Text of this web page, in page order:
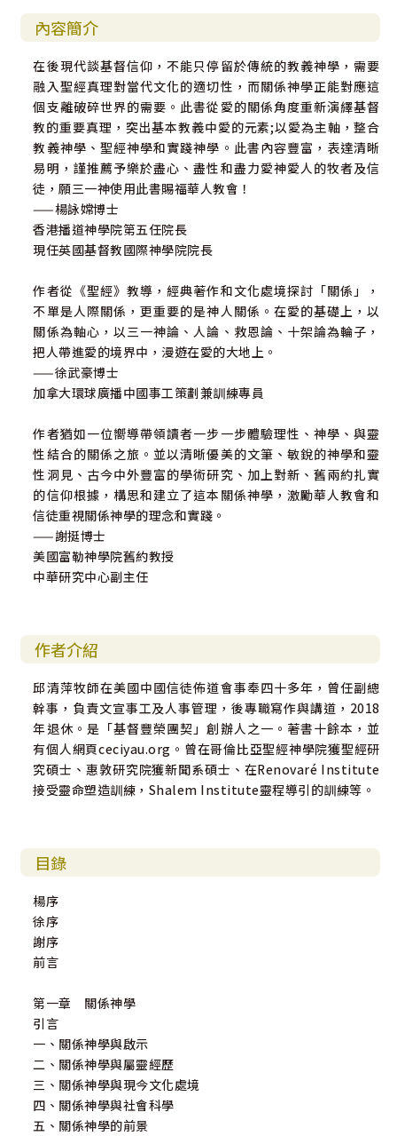
內容簡介
在後現代談基督信仰，不能只停留於傳統的教義神學，需要
融入聖經真理對當代文化的適切性，而關係神學正能對應這
個支離破碎世界的需要。此書從愛的關係角度重新演繹基督
教的重要真理，突出基本教義中愛的元素;以愛為主軸，整合
教義神學、聖經神學和實踐神學。此書內容豐富，表達清晰
易明，謹推薦予樂於盡心、盡性和盡力愛神愛人的牧者及信
徒，願三一神使用此書賜福華人教會！
——楊詠嫦博士
香港播道神學院第五任院長
現任英國基督教國際神學院院長
作者從《聖經》教導，經典著作和文化處境探討「關係」，
不單是人際關係，更重要的是神人關係。在愛的基礎上，以
關係為軸心，以三一神論、人論、救恩論、十架論為輪子，
把人帶進愛的境界中，漫遊在愛的大地上。
——徐武豪博士
加拿大環球廣播中國事工策劃兼訓練專員
作者猶如一位嚮導帶領讀者一步一步體驗理性、神學、與靈
性結合的關係之旅。並以清晰優美的文筆、敏銳的神學和靈
性洞見、古今中外豐富的學術研究、加上對新、舊兩約扎實
的信仰根據，構思和建立了這本關係神學，激勵華人教會和
信徒重視關係神學的理念和實踐。
——謝挺博士
美國富勒神學院舊約教授
中華研究中心副主任
作者介紹
邱清萍牧師在美國中國信徒佈道會事奉四十多年，曾任副總
幹事，負責文宣事工及人事管理，後專職寫作與講道，2018
年退休。是「基督豐榮團契」創辦人之一。著書十餘本，並
有個人網頁ceciyau.org。曾在哥倫比亞聖經神學院獲聖經研
究碩士、惠敦研究院獲新聞系碩士、在Renovaré Institute
接受靈命塑造訓練，Shalem Institute靈程導引的訓練等。
目錄
楊序
徐序
謝序
前言
第一章 關係神學
引言
一、關係神學與啟示
二、關係神學與屬靈經歷
三、關係神學與現今文化處境
四、關係神學與社會科學
五、關係神學的前景